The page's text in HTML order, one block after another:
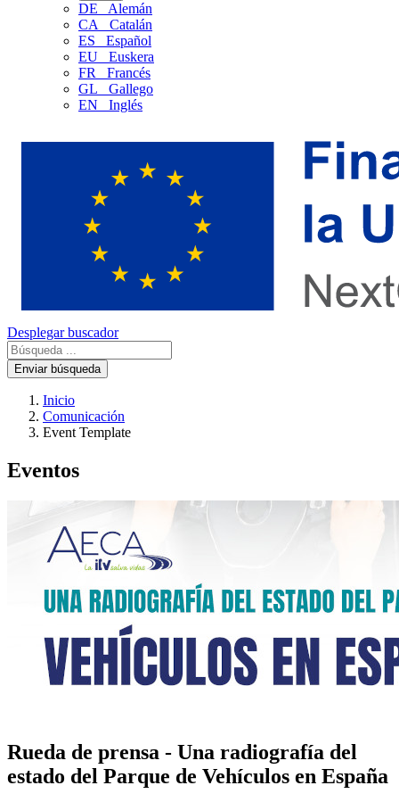
DE
Alemán
CA
Catalán
ES
Español
EU
Euskera
FR
Francés
GL
Gallego
EN
Inglés
Desplegar buscador
Enviar búsqueda
Inicio
Comunicación
Event Template
Eventos
Rueda de prensa - Una radiografía del
estado del Parque de Vehículos en España